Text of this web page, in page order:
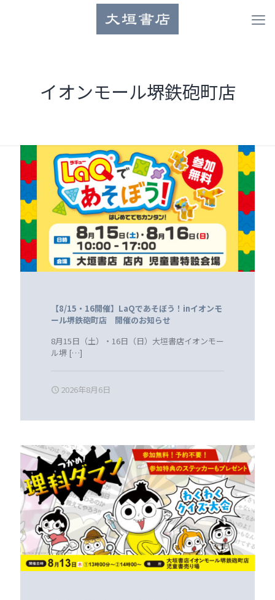
イオンモール堺鉄砲町店
【8/15・16開催】LaQであそぼう！inイオンモ
ール堺鉄砲町店 開催のお知らせ
8月15日（土）・16日（日）大垣書店イオンモー
ル堺 […]
2026年8月6日